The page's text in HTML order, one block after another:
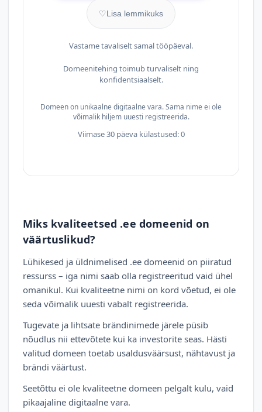
♡Lisa lemmikuks
Vastame tavaliselt samal tööpäeval.
Domeenitehing toimub turvaliselt ning
konfidentsiaalselt.
Domeen on unikaalne digitaalne vara. Sama nime ei ole
võimalik hiljem uuesti registreerida.
Viimase 30 päeva külastused: 0
Miks kvaliteetsed .ee domeenid on
väärtuslikud?
Lühikesed ja üldnimelised .ee domeenid on piiratud
ressurss – iga nimi saab olla registreeritud vaid ühel
omanikul. Kui kvaliteetne nimi on kord võetud, ei ole
seda võimalik uuesti vabalt registreerida.
Tugevate ja lihtsate brändinimede järele püsib
nõudlus nii ettevõtete kui ka investorite seas. Hästi
valitud domeen toetab usaldusväärsust, nähtavust ja
brändi väärtust.
Seetõttu ei ole kvaliteetne domeen pelgalt kulu, vaid
pikaajaline digitaalne vara.